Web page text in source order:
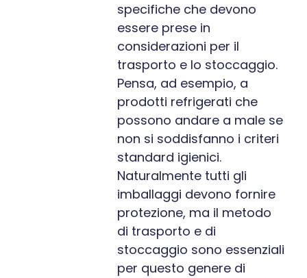
specifiche che devono
essere prese in
considerazioni per il
trasporto e lo stoccaggio.
Pensa, ad esempio, a
prodotti refrigerati che
possono andare a male se
non si soddisfanno i criteri
standard igienici.
Naturalmente tutti gli
imballaggi devono fornire
protezione, ma il metodo
di trasporto e di
stoccaggio sono essenziali
per questo genere di